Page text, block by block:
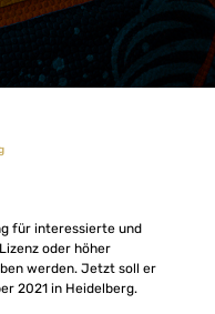
für interessierte und
oder höher
werden. Jetzt soll er
2021 in Heidelberg.